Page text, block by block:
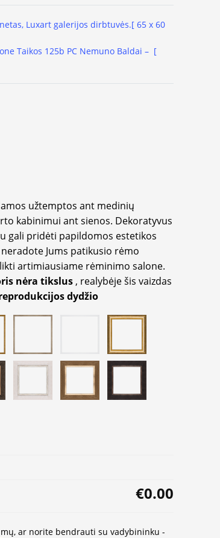
Luxart galerijos dirbtuvės.[ 65 x 60
Taikos 125b PC Nemuno Baldai – [
užtemptos ant medinių
kabinimui ant sienos. Dekoratyvus
gali pridėti papildomos estetikos
Jums patikusio rėmo
artimiausiame rėminimo salone.
nėra tikslus , realybėje šis vaizdas
dydžio
€0.00
ar norite bendrauti su vadybininku -